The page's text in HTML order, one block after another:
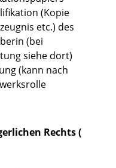
(Kopie
etc.) des
(bei
siehe dort)
(kann nach
Rechts (